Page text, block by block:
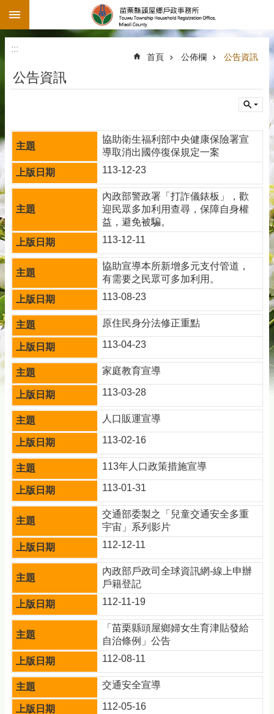
跳到主要內容區塊
:::
首頁 公佈欄 公告資訊
公告資訊
協助衛生福利部中央健康保險署宣
導取消出國停復保規定一案
113-12-23
內政部警政署「打詐儀錶板」，歡
迎民眾多加利用查尋，保障自身權
益，避免被騙。
113-12-11
協助宣導本所新增多元支付管道，
有需要之民眾可多加利用。
113-08-23
原住民身分法修正重點
113-04-23
家庭教育宣導
113-03-28
人口販運宣導
113-02-16
113年人口政策措施宣導
113-01-31
交通部委製之「兒童交通安全多重
宇宙」系列影片
112-12-11
內政部戶政司全球資訊網-線上申辦
戶籍登記
112-11-19
「苗栗縣頭屋鄉婦女生育津貼發給
自治條例」公告
112-08-11
交通安全宣導
112-05-16